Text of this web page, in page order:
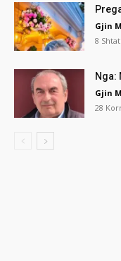
Gjin
8
Nga:
Gjin
28